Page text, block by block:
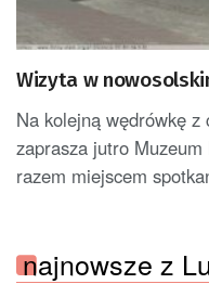
Wizyta w
Na kolejną wędrówkę
zaprasza jutro
razem miejscem
najnowsze z